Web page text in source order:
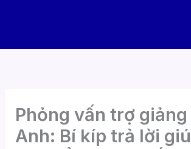
Phỏng vấn trợ
Anh: Bí kíp trả lời